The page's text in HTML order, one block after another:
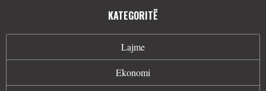
KATEGORITË
Lajme
Ekonomi